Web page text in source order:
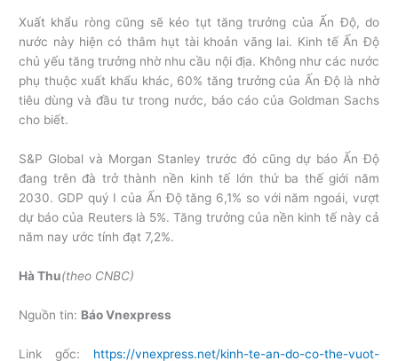
Xuất khẩu ròng cũng sẽ kéo tụt tăng trưởng của Ấn Độ, do
nước này hiện có thâm hụt tài khoản vãng lai. Kinh tế Ấn Độ
chủ yếu tăng trưởng nhờ nhu cầu nội địa. Không như các nước
phụ thuộc xuất khẩu khác, 60% tăng trưởng của Ấn Độ là nhờ
tiêu dùng và đầu tư trong nước, báo cáo của Goldman Sachs
cho biết.
S&P Global và Morgan Stanley trước đó cũng dự báo Ấn Độ
đang trên đà trở thành nền kinh tế lớn thứ ba thế giới năm
2030. GDP quý I của Ấn Độ tăng 6,1% so với năm ngoái, vượt
dự báo của Reuters là 5%. Tăng trưởng của nền kinh tế này cả
năm nay ước tính đạt 7,2%.
Hà Thu(theo CNBC)
Nguồn tin: Báo Vnexpress
Link gốc: https://vnexpress.net/kinh-te-an-do-co-the-vuot-